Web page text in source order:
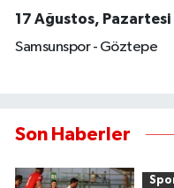
17 Ağustos, Pazartesi
Samsunspor - Göztepe
Son Haberler